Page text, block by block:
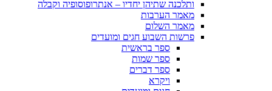
ותלכנה שתיהן יחדיו – אנתרופוסופיה וקבלה
מאמר הערבות
מאמר השלום
פרשות השבוע חגים ומועדים
ספר בראשית
ספר שמות
ספר דברים
ויקרא